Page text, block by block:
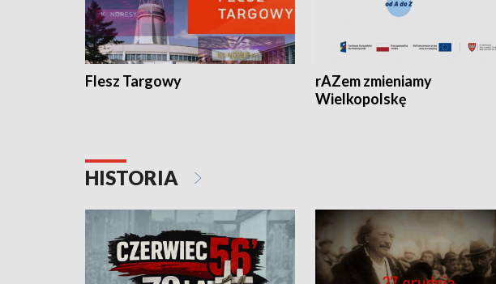
Flesz Targowy
rAZem zmieniamy
Wielkopolskę
HISTORIA